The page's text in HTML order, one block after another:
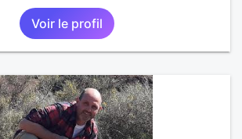
Voir le profil